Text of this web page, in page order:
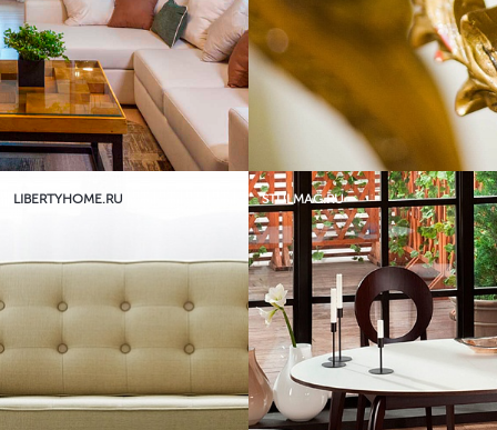
LIBERTYHOME.RU STULMAG.RU